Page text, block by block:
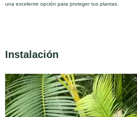
una excelente opción para proteger tus plantas.
Instalación